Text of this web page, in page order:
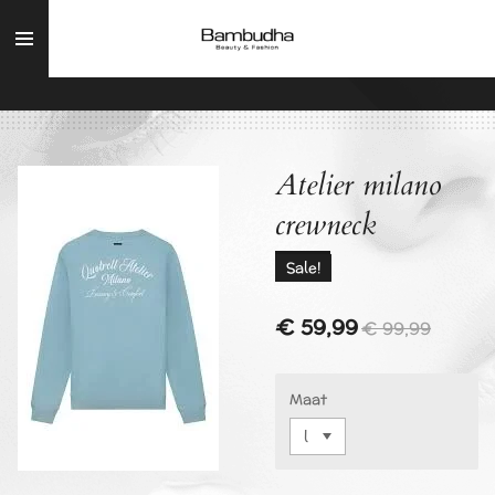
direct
hoofdinhoud
Atelier milano
crewneck
Sale!
€ 59,99€ 99,99
Maat